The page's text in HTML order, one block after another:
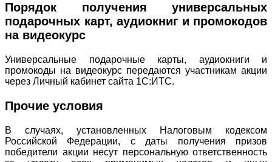
Порядок получения универсальных
подарочных карт, аудиокниг и промокодов
на видеокурс
Универсальные подарочные карты, аудиокниги и
промокоды на видеокурс передаются участникам акции
через Личный кабинет сайта 1С:ИТС.
Прочие условия
В случаях, установленных Налоговым кодексом
Российской Федерации, с даты получения призов
победители акции несут персональную ответственность